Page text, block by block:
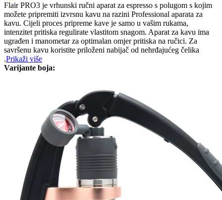
Flair PRO3 je vrhunski ručni aparat za espresso s polugom s kojim
možete pripremiti izvrsnu kavu na razini Professional aparata za
kavu. Cijeli proces pripreme kave je samo u vašim rukama,
intenzitet pritiska regulirate vlastitom snagom. Aparat za kavu ima
ugrađen i manometar za optimalan omjer pritiska na ručici. Za
savršenu kavu koristite priloženi nabijač od nehrđajućeg čelika
.Prikaži više
Varijante boja: